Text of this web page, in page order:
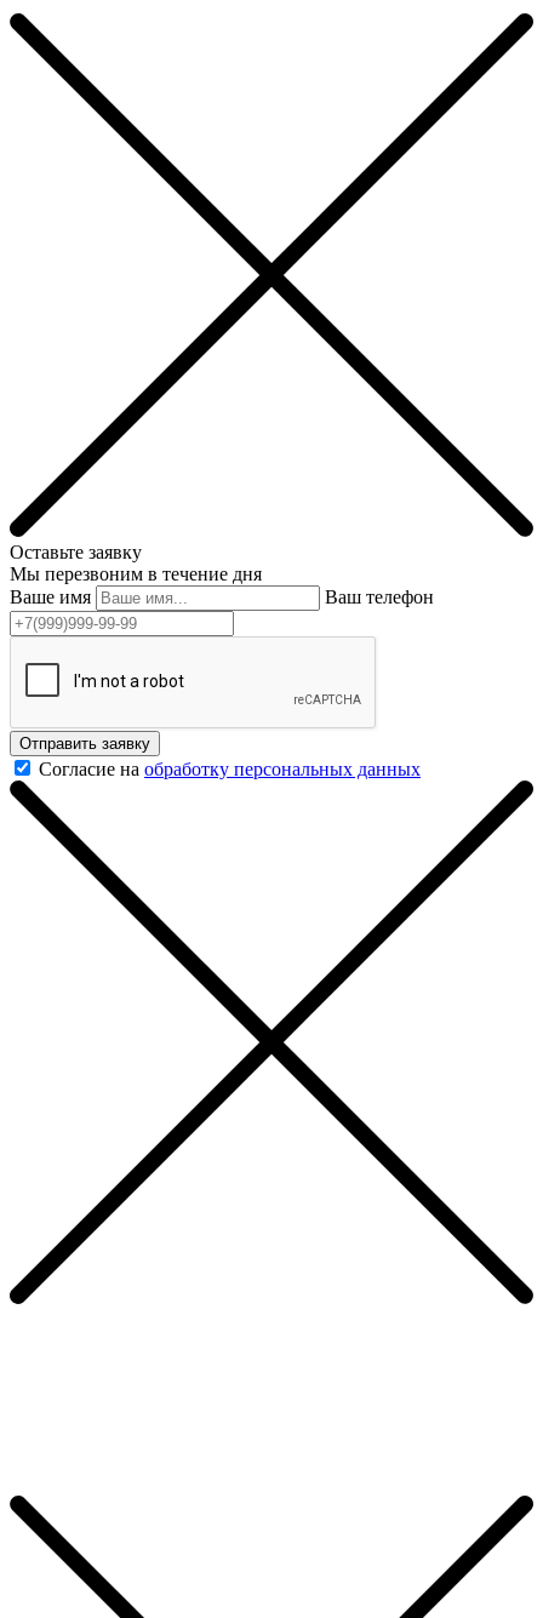
Оставьте заявку
Мы перезвоним в течение дня
Ваше имя
Ваш телефон
Отправить заявку
Согласие на обработку персональных данных